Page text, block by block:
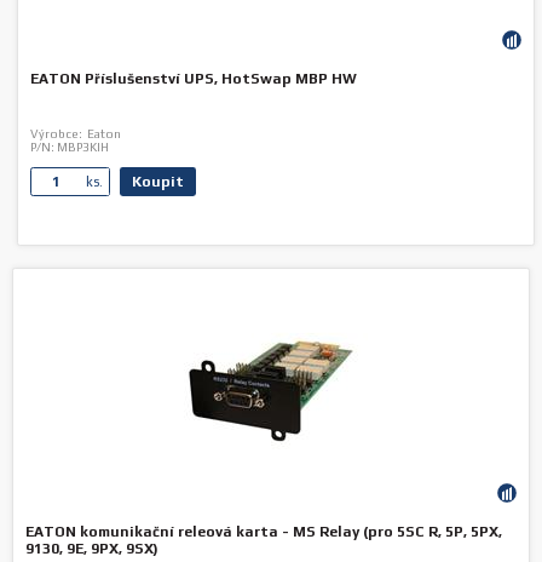
EATON Příslušenství UPS, HotSwap MBP HW
Výrobce: Eaton
P/N: MBP3KIH
ks. Koupit
EATON komunikační releová karta - MS Relay (pro 5SC R, 5P, 5PX,
9130, 9E, 9PX, 9SX)